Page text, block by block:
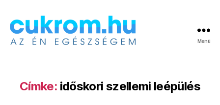
Menü
Címke: időskori szellemi leépülés